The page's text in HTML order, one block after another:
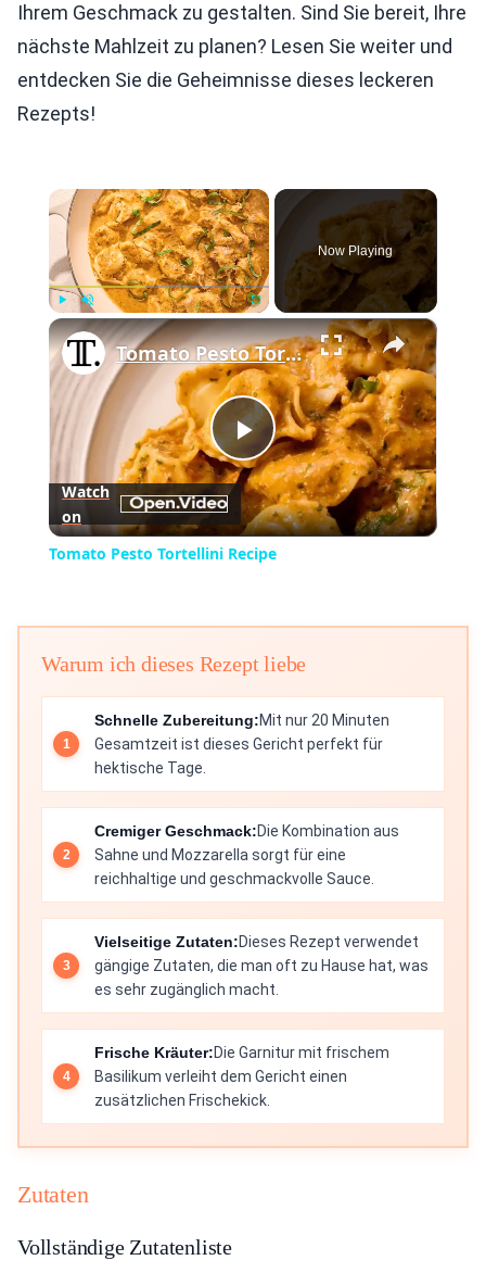
Ihrem Geschmack zu gestalten. Sind Sie bereit, Ihre
nächste Mahlzeit zu planen? Lesen Sie weiter und
entdecken Sie die Geheimnisse dieses leckeren
Rezepts!
×
Unmute Fullscreen
Now Playing
×
Play
Video
Tomato Pesto Tortellini Recipe
Watch
on
Tomato Pesto Tortellini Recipe
Warum ich dieses Rezept liebe
Schnelle Zubereitung:Mit nur 20 Minuten
Gesamtzeit ist dieses Gericht perfekt für
hektische Tage.
Cremiger Geschmack:Die Kombination aus
Sahne und Mozzarella sorgt für eine
reichhaltige und geschmackvolle Sauce.
Vielseitige Zutaten:Dieses Rezept verwendet
gängige Zutaten, die man oft zu Hause hat, was
es sehr zugänglich macht.
Frische Kräuter:Die Garnitur mit frischem
Basilikum verleiht dem Gericht einen
zusätzlichen Frischekick.
Zutaten
Vollständige Zutatenliste